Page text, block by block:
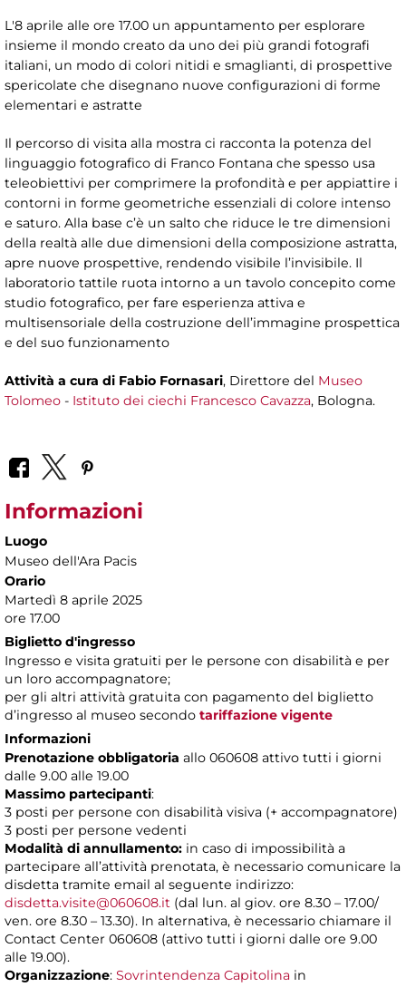
L'8 aprile alle ore 17.00 un appuntamento per esplorare
insieme il mondo creato da uno dei più grandi fotografi
italiani, un modo di colori nitidi e smaglianti, di prospettive
spericolate che disegnano nuove configurazioni di forme
elementari e astratte
Il percorso di visita alla mostra ci racconta la potenza del
linguaggio fotografico di Franco Fontana che spesso usa
teleobiettivi per comprimere la profondità e per appiattire i
contorni in forme geometriche essenziali di colore intenso
e saturo. Alla base c’è un salto che riduce le tre dimensioni
della realtà alle due dimensioni della composizione astratta,
apre nuove prospettive, rendendo visibile l’invisibile. Il
laboratorio tattile ruota intorno a un tavolo concepito come
studio fotografico, per fare esperienza attiva e
multisensoriale della costruzione dell’immagine prospettica
e del suo funzionamento
Attività a cura di Fabio Fornasari, Direttore del Museo
Tolomeo - Istituto dei ciechi Francesco Cavazza, Bologna.
Informazioni
Luogo
Museo dell'Ara Pacis
Orario
Martedì 8 aprile 2025
ore 17.00
Biglietto d'ingresso
Ingresso e visita gratuiti per le persone con disabilità e per
un loro accompagnatore;
per gli altri attività gratuita con pagamento del biglietto
d’ingresso al museo secondo tariffazione vigente
Informazioni
Prenotazione obbligatoria allo 060608 attivo tutti i giorni
dalle 9.00 alle 19.00
Massimo partecipanti:
3 posti per persone con disabilità visiva (+ accompagnatore)
3 posti per persone vedenti
Modalità di annullamento: in caso di impossibilità a
partecipare all’attività prenotata, è necessario comunicare la
disdetta tramite email al seguente indirizzo:
disdetta.visite@060608.it (dal lun. al giov. ore 8.30 – 17.00/
ven. ore 8.30 – 13.30). In alternativa, è necessario chiamare il
Contact Center 060608 (attivo tutti i giorni dalle ore 9.00
alle 19.00).
Organizzazione: Sovrintendenza Capitolina in